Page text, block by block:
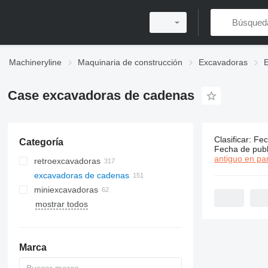
Machineryline Maquinaria de construcción Excavadoras
Case excavadoras de cadenas
Categoría
retroexcavadoras
excavadoras de cadenas
miniexcavadoras
mostrar todos
Marca
151
Clasificar:
Fecha de
antiguo en